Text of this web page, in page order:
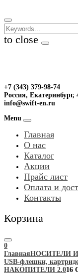
to
content
to close
+7 (343) 379-98-74
Россия,
info@swift-en.ru
Menu
Главная
О нас
Каталог
Акции
Прайс лист
Оплата и
Контакты
Корзина
0
ГлавнаяНОСИТЕЛИ
USB-флешки,
НАКОПИТЕЛИ 2.016